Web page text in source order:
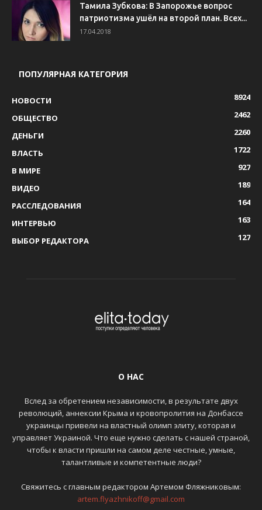
Тамила Зубкова: В Запорожье вопрос
патриотизма ушёл на второй план. Всех...
17.04.2018
ПОПУЛЯРНАЯ КАТЕГОРИЯ
НОВОСТИ
8924
ОБЩЕСТВО
2462
ДЕНЬГИ
2260
ВЛАСТЬ
1722
В МИРЕ
927
ВИДЕО
189
РАССЛЕДОВАНИЯ
164
ИНТЕРВЬЮ
163
ВЫБОР РЕДАКТОРА
127
О НАС
Вслед за обретением независимости, в результате двух
революций, аннексии Крыма и кровопролития на Донбассе
украинцы привели на властный олимп элиту, которая и
управляет Украиной. Что еще нужно сделать с нашей страной,
чтобы к власти пришли на самом деле честные, умные,
талантливые и компетентные люди?
Свяжитесь с главным редактором Артемом Фляжниковым:
artem.flyazhnikoff@gmail.com